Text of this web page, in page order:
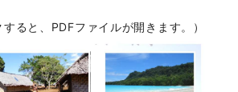
すると、PDFファイルが開きます。）